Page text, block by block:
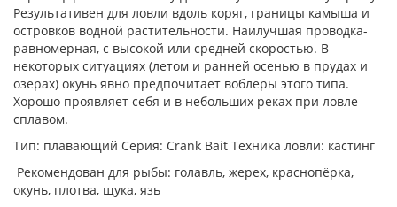
Результативен для ловли вдоль коряг, границы камыша и
островков водной растительности. Наилучшая проводка-
равномерная, с высокой или средней скоростью. В
некоторых ситуациях (летом и ранней осенью в прудах и
озёрах) окунь явно предпочитает воблеры этого типа.
Хорошо проявляет себя и в небольших реках при ловле
сплавом.
Тип: плавающий Серия: Crank Bait Техника ловли: кастинг
Рекомендован для рыбы: голавль, жерех, краснопёрка,
окунь, плотва, щука, язь